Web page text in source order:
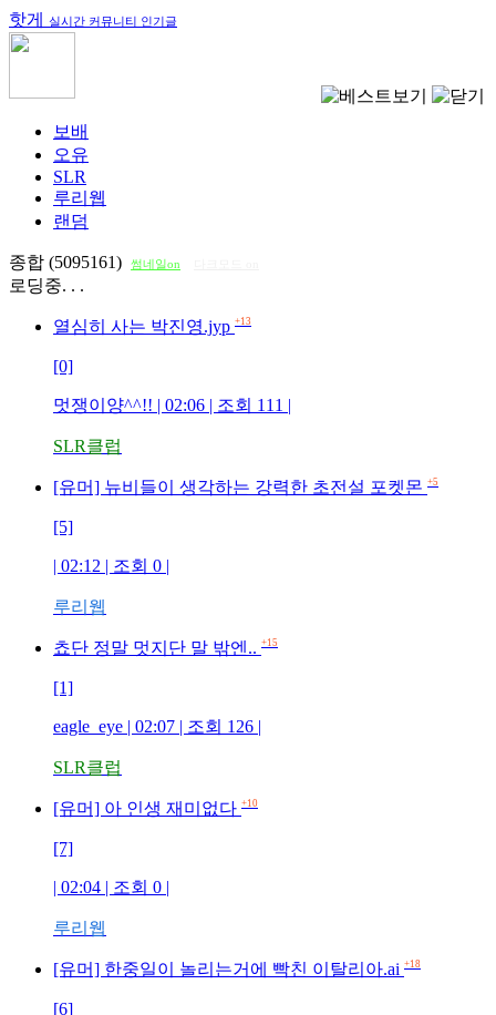
핫게 실시간 커뮤니티 인기글
보배
오유
SLR
루리웹
랜덤
종합 (5095161) 썸네일on
로딩중. . .
열심히 사는 박진영.jyp +13
[0]
멋쟁이양^^!! | 02:06 | 조회 111 |
SLR클럽
[유머] 뉴비들이 생각하는 강력한 초전설 포켓몬 +5
[5]
| 02:12 | 조회 0 |
루리웹
쵸단 정말 멋지단 말 밖엔.. +15
[1]
eagle_eye | 02:07 | 조회 126 |
SLR클럽
[유머] 아 인생 재미없다 +10
[7]
| 02:04 | 조회 0 |
루리웹
[유머] 한중일이 놀리는거에 빡친 이탈리아.ai +18
[6]